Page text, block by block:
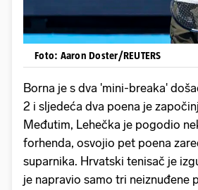
Foto: Aaron Doster/REUTERS
Borna je s dva 'mini-breaka'
2 i sljedeća dva poena je
Međutim, Lehečka je pogodio
forhenda, osvojio pet poena
suparnika. Hrvatski tenisač je
je napravio samo tri neiznuđene